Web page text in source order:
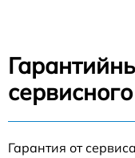
Гарантия от